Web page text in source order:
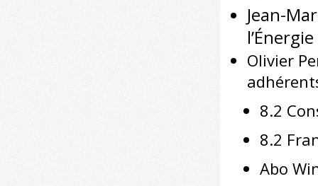
Jean-
Olivier
8.2
8.2
Abo